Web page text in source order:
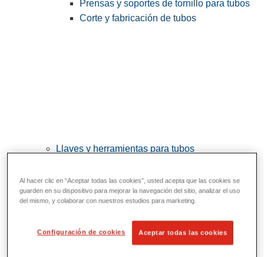
Prensas y soportes de tornillo para tubos
Corte y fabricación de tubos
Llaves y herramientas para tubos
Llaves
Curvado y conformado
Corte y preparación de tubos
Al hacer clic en “Aceptar todas las cookies”, usted acepta que las cookies se
guarden en su dispositivo para mejorar la navegación del sitio, analizar el uso
del mismo, y colaborar con nuestros estudios para marketing.
Configuración de cookies Aceptar todas las cookies